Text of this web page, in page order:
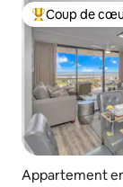
Coups de
Coup de
Appartement